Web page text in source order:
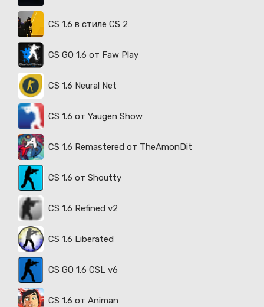
CS 1.6 в стиле CS 2
CS GO 1.6 от Faw Play
CS 1.6 Neural Net
CS 1.6 от Yaugen Show
CS 1.6 Remastered от TheAmonDit
CS 1.6 от Shoutty
CS 1.6 Refined v2
CS 1.6 Liberated
CS GO 1.6 CSL v6
CS 1.6 от Animan